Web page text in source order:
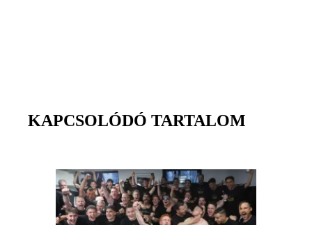
KAPCSOLÓDÓ TARTALOM